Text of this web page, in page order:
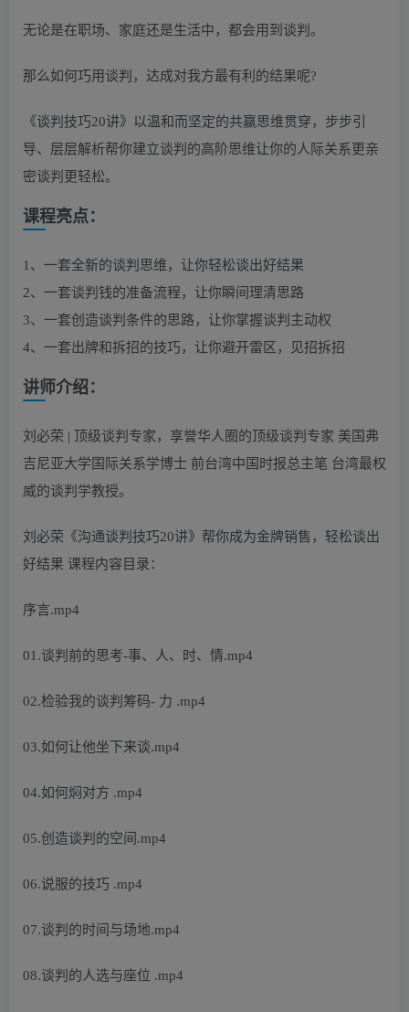
无论是在职场、家庭还是生活中，都会用到谈判。
那么如何巧用谈判，达成对我方最有利的结果呢?
《谈判技巧20讲》以温和而坚定的共赢思维贯穿，步步引
导、层层解析帮你建立谈判的高阶思维让你的人际关系更亲
密谈判更轻松。
课程亮点：
1、一套全新的谈判思维，让你轻松谈出好结果
2、一套谈判钱的准备流程，让你瞬间理清思路
3、一套创造谈判条件的思路，让你掌握谈判主动权
4、一套出牌和拆招的技巧，让你避开雷区，见招拆招
讲师介绍：
刘必荣 | 顶级谈判专家，享誉华人圈的顶级谈判专家 美国弗
吉尼亚大学国际关系学博士 前台湾中国时报总主笔 台湾最权
威的谈判学教授。
刘必荣《沟通谈判技巧20讲》帮你成为金牌销售，轻松谈出
好结果 课程内容目录：
序言.mp4
01.谈判前的思考-事、人、时、情.mp4
02.检验我的谈判筹码- 力 .mp4
03.如何让他坐下来谈.mp4
04.如何焖对方 .mp4
05.创造谈判的空间.mp4
06.说服的技巧 .mp4
07.谈判的时间与场地.mp4
08.谈判的人选与座位 .mp4